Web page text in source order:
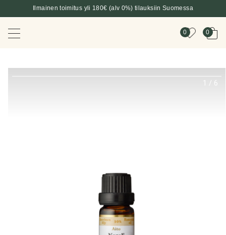
Ilmainen toimitus yli 180€ (alv 0%) tilauksiin Suomessa
0 0
1 / 6